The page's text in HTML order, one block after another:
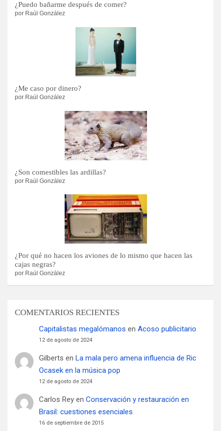
¿Puedo bañarme después de comer?
por Raúl González
¿Me caso por dinero?
por Raúl González
¿Son comestibles las ardillas?
por Raúl González
¿Por qué no hacen los aviones de lo mismo que hacen las
cajas negras?
por Raúl González
COMENTARIOS RECIENTES
Capitalistas megalómanos en Acoso publicitario
12 de agosto de 2024
Gilberts en La mala pero amena influencia de Ric
Ocasek en la música pop
12 de agosto de 2024
Carlos Reyen Conservación y restauración en
Brasil: cuestiones esenciales
16 de septiembre de 2015